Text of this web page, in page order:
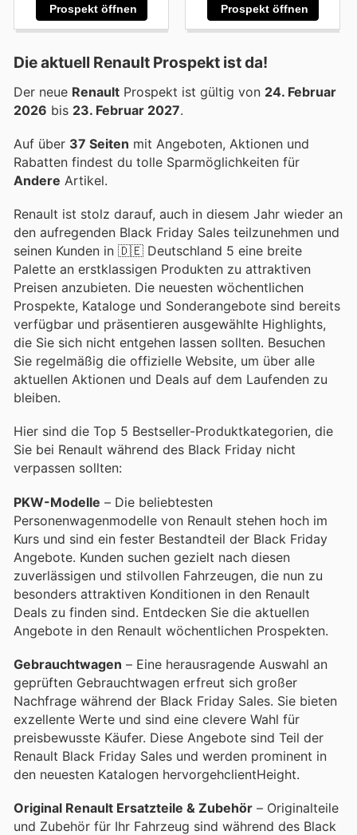
Prospekt öffnen Prospekt öffnen
Die aktuell Renault Prospekt ist da!
Der neue Renault Prospekt ist gültig von 24. Februar
2026 bis 23. Februar 2027.
Auf über 37 Seiten mit Angeboten, Aktionen und
Rabatten findest du tolle Sparmöglichkeiten für
Andere Artikel.
Renault ist stolz darauf, auch in diesem Jahr wieder an
den aufregenden Black Friday Sales teilzunehmen und
seinen Kunden in 🇩🇪 Deutschland 5 eine breite
Palette an erstklassigen Produkten zu attraktiven
Preisen anzubieten. Die neuesten wöchentlichen
Prospekte, Kataloge und Sonderangebote sind bereits
verfügbar und präsentieren ausgewählte Highlights,
die Sie sich nicht entgehen lassen sollten. Besuchen
Sie regelmäßig die offizielle Website, um über alle
aktuellen Aktionen und Deals auf dem Laufenden zu
bleiben.
Hier sind die Top 5 Bestseller-Produktkategorien, die
Sie bei Renault während des Black Friday nicht
verpassen sollten:
PKW-Modelle – Die beliebtesten
Personenwagenmodelle von Renault stehen hoch im
Kurs und sind ein fester Bestandteil der Black Friday
Angebote. Kunden suchen gezielt nach diesen
zuverlässigen und stilvollen Fahrzeugen, die nun zu
besonders attraktiven Konditionen in den Renault
Deals zu finden sind. Entdecken Sie die aktuellen
Angebote in den Renault wöchentlichen Prospekten.
Gebrauchtwagen – Eine herausragende Auswahl an
geprüften Gebrauchtwagen erfreut sich großer
Nachfrage während der Black Friday Sales. Sie bieten
exzellente Werte und sind eine clevere Wahl für
preisbewusste Käufer. Diese Angebote sind Teil der
Renault Black Friday Sales und werden prominent in
den neuesten Katalogen hervorgehclientHeight.
Original Renault Ersatzteile & Zubehör – Originalteile
und Zubehör für Ihr Fahrzeug sind während des Black